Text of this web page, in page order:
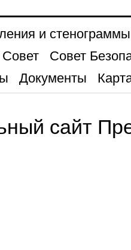
и стенограммы
Совет
Документы
сайт